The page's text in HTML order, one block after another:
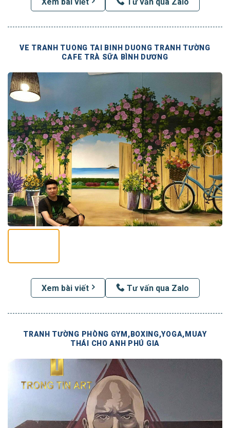
Xem bài viết Tư vấn qua Zalo
VE TRANH TUONG TAI BINH DUONG TRANH TƯỜNG
CAFE TRÀ SỮA BÌNH DƯƠNG
Xem bài viết Tư vấn qua Zalo
TRANH TƯỜNG PHÒNG GYM,BOXING,YOGA,MUAY
THÁI CHO ANH PHÚ GIA